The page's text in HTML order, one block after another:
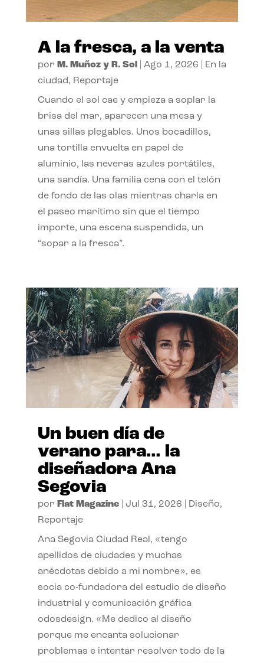
A la fresca, a la venta
por M. Muñoz y R. Sol| Ago 1, 2026
En la
ciudad, Reportaje
Cuando el sol cae y empieza a soplar la
brisa del mar, aparecen una mesa y
unas sillas plegables. Unos bocadillos,
una tortilla envuelta en papel de
aluminio, las neveras azules portátiles,
una sandía. Una familia cena con el telón
de fondo de las olas mientras charla en
el paseo marítimo sin que el tiempo
importe, una escena suspendida, un
“sopar a la fresca”.
Un buen día de
verano para… la
diseñadora Ana
Segovia
por Flat Magazine| Jul 31, 2026 Diseño,
Reportaje
Ana Segovia Ciudad Real, «tengo
apellidos de ciudades y muchas
anécdotas debido a mi nombre», es
socia co-fundadora del estudio de diseño
industrial y comunicación gráfica
odosdesign. «Me dedico al diseño
porque me encanta solucionar
problemas e intentar resolver todo de la